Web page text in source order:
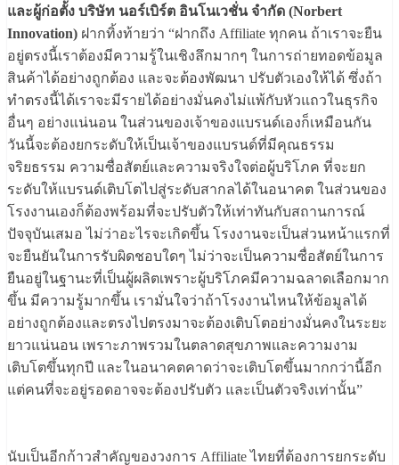
และผู้ก่อตั้ง บริษัท นอร์เบิร์ต อินโนเวชั่น จำกัด (Norbert
Innovation) ฝากทิ้งท้ายว่า “ฝากถึง Affiliate ทุกคน ถ้าเราจะยืน
อยู่ตรงนี้เราต้องมีความรู้ในเชิงลึกมากๆ ในการถ่ายทอดข้อมูล
สินค้าได้อย่างถูกต้อง และจะต้องพัฒนา ปรับตัวเองให้ได้ ซึ่งถ้า
ทำตรงนี้ได้เราจะมีรายได้อย่างมั่นคงไม่แพ้กับหัวแถวในธุรกิจ
อื่นๆ อย่างแน่นอน ในส่วนของเจ้าของแบรนด์เองก็เหมือนกัน
วันนี้จะต้องยกระดับให้เป็นเจ้าของแบรนด์ที่มีคุณธรรม
จริยธรรม ความซื่อสัตย์และความจริงใจต่อผู้บริโภค ที่จะยก
ระดับให้แบรนด์เติบโตไปสู่ระดับสากลได้ในอนาคต ในส่วนของ
โรงงานเองก็ต้องพร้อมที่จะปรับตัวให้เท่าทันกับสถานการณ์
ปัจจุบันเสมอ ไม่ว่าอะไรจะเกิดขึ้น โรงงานจะเป็นส่วนหน้าแรกที่
จะยืนยันในการรับผิดชอบใดๆ ไม่ว่าจะเป็นความซื่อสัตย์ในการ
ยืนอยู่ในฐานะที่เป็นผู้ผลิตเพราะผู้บริโภคมีความฉลาดเลือกมาก
ขึ้น มีความรู้มากขึ้น เรามั่นใจว่าถ้าโรงงานไหนให้ข้อมูลได้
อย่างถูกต้องและตรงไปตรงมาจะต้องเติบโตอย่างมั่นคงในระยะ
ยาวแน่นอน เพราะภาพรวมในตลาดสุขภาพและความงาม
เติบโตขึ้นทุกปี และในอนาคตคาดว่าจะเติบโตขึ้นมากกว่านี้อีก
แต่คนที่จะอยู่รอดอาจจะต้องปรับตัว และเป็นตัวจริงเท่านั้น”
นับเป็นอีกก้าวสำคัญของวงการ Affiliate ไทยที่ต้องการยกระดับ